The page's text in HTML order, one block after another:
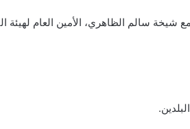
شيخة سالم الظاهري، الأمين العام لهيئة